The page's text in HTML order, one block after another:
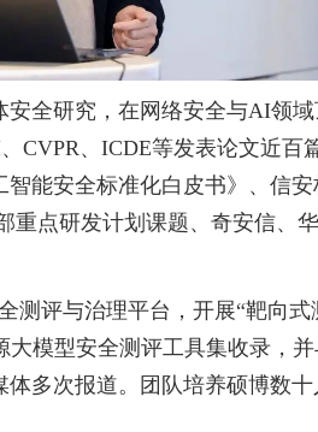
安全研究，在网络安全与AI领
、 CVPR、 ICDE等发表论文近百
智能安全标准化白皮书》、
重点研发计划课题、奇安信、
测评与治理平台，开展“靶向式
大模型安全测评工具集收录，
多次报道。团队培养硕博数